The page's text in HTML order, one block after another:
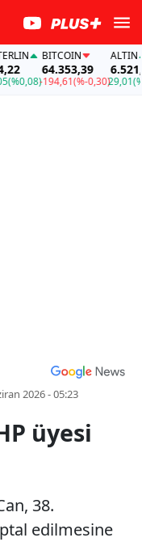
BITCOIN
64.353,39
-194,61(%-0,30)
ALTIN
6.521,59
29,01
2026 - 05:23
üyesi
38.
edilmesine